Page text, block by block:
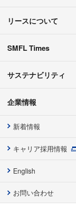
リースについて
SMFL Times
サステナビリティ
企業情報
新着情報
キャリア採用情報
English
お問い合わせ